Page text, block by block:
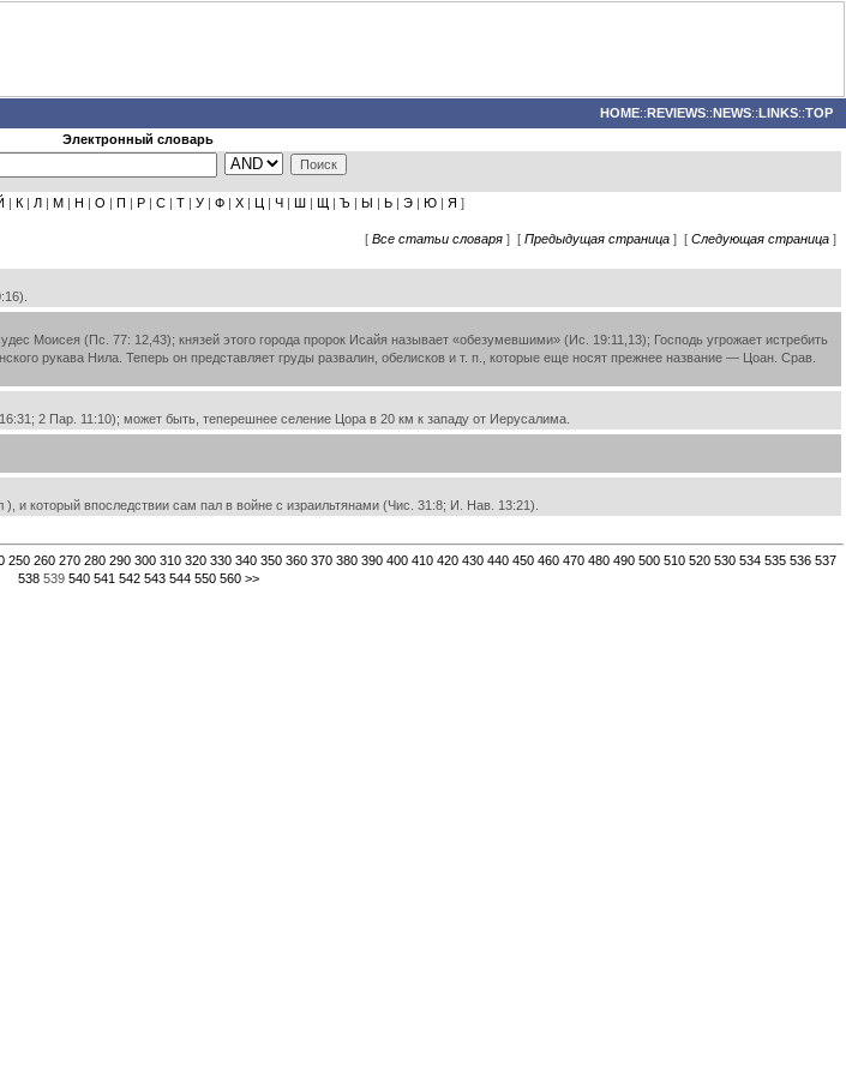
HOME::REVIEWS::NEWS::LINKS::TOP
Электронный словарь
| К | Л | М | Н | О | П | Р | С | Т | У | Ф | Х | Ц | Ч | Ш | Щ | Ъ | Ы | Ь | Э | Ю | Я ]
[ Все статьи словаря ] [ Предыдущая страница ] [ Следующая страница ]
Моисея (Пс. 77: 12,43); князей этого города пророк Исайя называет «обезумевшими» (Ис. 19:11,13); Господь угрожает истребить
рукава Нила. Теперь он представляет груды развалин, обелисков и т. п., которые еще носят прежнее название — Цоан. Срав.
2 Пар. 11:10); может быть, теперешнее селение Цора в 20 км к западу от Иерусалима.
и который впоследствии сам пал в войне с израильтянами (Чис. 31:8; И. Нав. 13:21).
250 260 270 280 290 300 310 320 330 340 350 360 370 380 390 400 410 420 430 440 450 460 470 480 490 500 510 520 530 534 535 536 537
538539 540 541 542 543 544 550 560 >>